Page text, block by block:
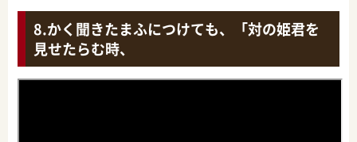
かく聞きたまふにつけても、「対の姫君を
見せたらむ時、